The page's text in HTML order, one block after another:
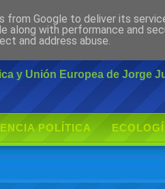
y Unión Europea de Jorge
POLÍTICA
from Google to deliver its
along with performance and
and address abuse.